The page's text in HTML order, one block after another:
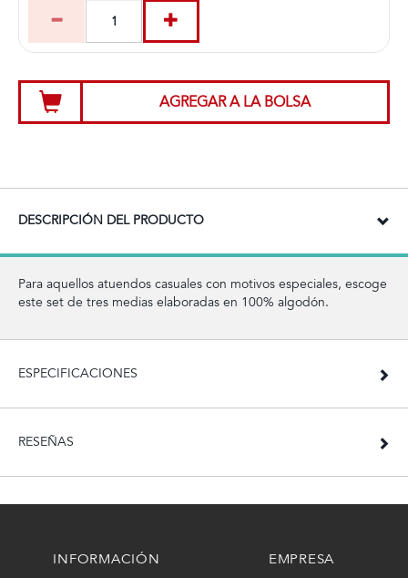
AGREGAR A LA BOLSA
DESCRIPCIÓN DEL PRODUCTO
Para aquellos atuendos casuales con motivos especiales, escoge
este set de tres medias elaboradas en 100% algodón.
ESPECIFICACIONES
RESEÑAS
INFORMACIÓN EMPRESA